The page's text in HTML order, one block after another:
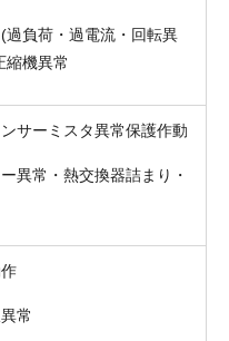
過負荷・過電流・回転異
縮機異常
サーミスタ異常保護作動
異常・熱交換器詰まり・
常